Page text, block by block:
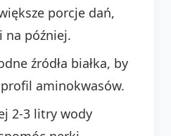
porcje dań,
na później.
źródła białka, by
profil aminokwasów.
2-3 litry wody